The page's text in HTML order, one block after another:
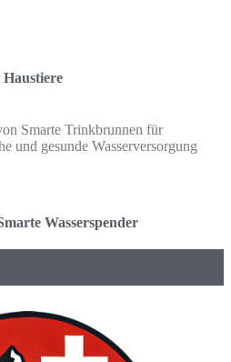
Smarte Trinkbrunnen für
und gesunde Wasserversorgung
Wasserspender